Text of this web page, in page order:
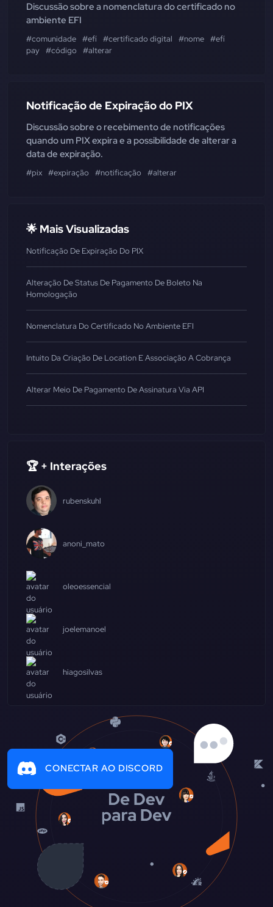
Discussão sobre a nomenclatura do certificado no
ambiente EFI
#comunidade #efí #certificado digital #nome #efí
pay #código #alterar
Notificação de Expiração do PIX
Discussão sobre o recebimento de notificações
quando um PIX expira e a possibilidade de alterar a
data de expiração.
#pix #expiração #notificação #alterar
🌟 Mais Visualizadas
Notificação De Expiração Do PIX
Alteração De Status De Pagamento De Boleto Na
Homologação
Nomenclatura Do Certificado No Ambiente EFI
Intuito Da Criação De Location E Associação A Cobrança
Alterar Meio De Pagamento De Assinatura Via API
🏆 + Interações
rubenskuhl
anoni_mato
oleoessencial
joelemanoel
hiagosilvas
CONECTAR AO DISCORD